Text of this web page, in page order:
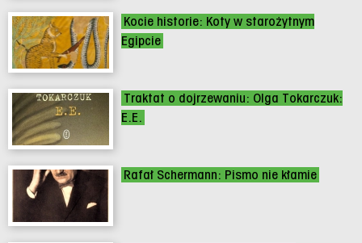
Kocie historie: Koty w starożytnym
Egipcie
Traktat o dojrzewaniu: Olga Tokarczuk:
E.E.
Rafał Schermann: Pismo nie kłamie